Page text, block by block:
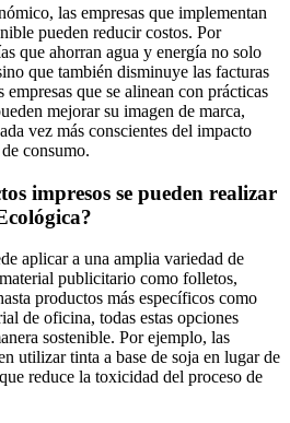
las empresas que implementan
pueden reducir costos. Por
que ahorran agua y energía no solo
que también disminuye las facturas
que se alinean con prácticas
mejorar su imagen de marca,
vez más conscientes del impacto
consumo.
impresos se pueden realizar
aplicar a una amplia variedad de
publicitario como folletos,
productos más específicos como
de oficina, todas estas opciones
sostenible. Por ejemplo, las
utilizar tinta a base de soja en lugar de
reduce la toxicidad del proceso de